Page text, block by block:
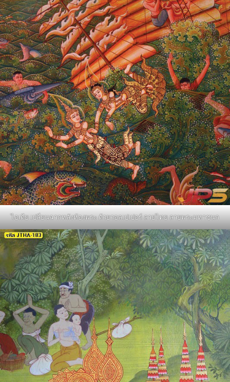
ไอเดีย เปลี่ยนฉากหลังห้องพระ ด้วยวอลเปเปอร์ ลายไทย ลายพระมหาชนก